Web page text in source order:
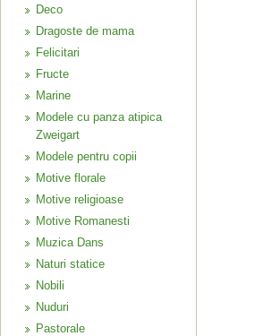
Deco
Dragoste de mama
Felicitari
Fructe
Marine
Modele cu panza atipica
Zweigart
Modele pentru copii
Motive florale
Motive religioase
Motive Romanesti
Muzica Dans
Naturi statice
Nobili
Nuduri
Pastorale